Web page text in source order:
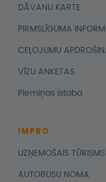
DĀVANU KARTE
PIRMSLĪGUMA
CEĻOJUMU
VĪZU ANKETAS
Piemiņas istaba
IMPRO
UZŅEMOŠAIS TŪRISMS
AUTOBUSU NOMA